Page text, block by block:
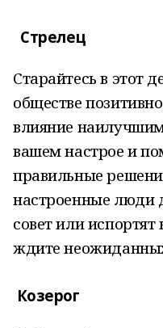
Стрелец
Старайтесь в этот
обществе
влияние
вашем настрое и
правильные
настроенные люди
совет или
ждите
Козерог